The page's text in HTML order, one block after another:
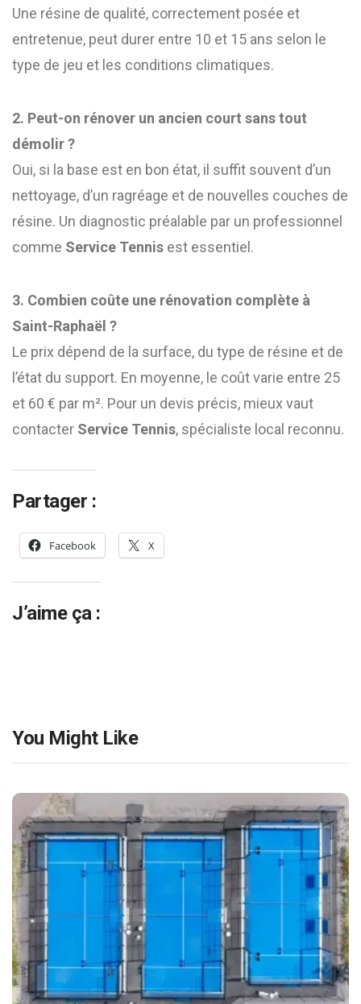
Une résine de qualité, correctement posée et
entretenue, peut durer entre 10 et 15 ans selon le
type de jeu et les conditions climatiques.
2. Peut-on rénover un ancien court sans tout
démolir ?
Oui, si la base est en bon état, il suffit souvent d’un
nettoyage, d’un ragréage et de nouvelles couches de
résine. Un diagnostic préalable par un professionnel
comme Service Tennis est essentiel.
3. Combien coûte une rénovation complète à
Saint-Raphaël ?
Le prix dépend de la surface, du type de résine et de
l’état du support. En moyenne, le coût varie entre 25
et 60 € par m². Pour un devis précis, mieux vaut
contacter Service Tennis, spécialiste local reconnu.
Partager :
Facebook X
J’aime ça :
You Might Like